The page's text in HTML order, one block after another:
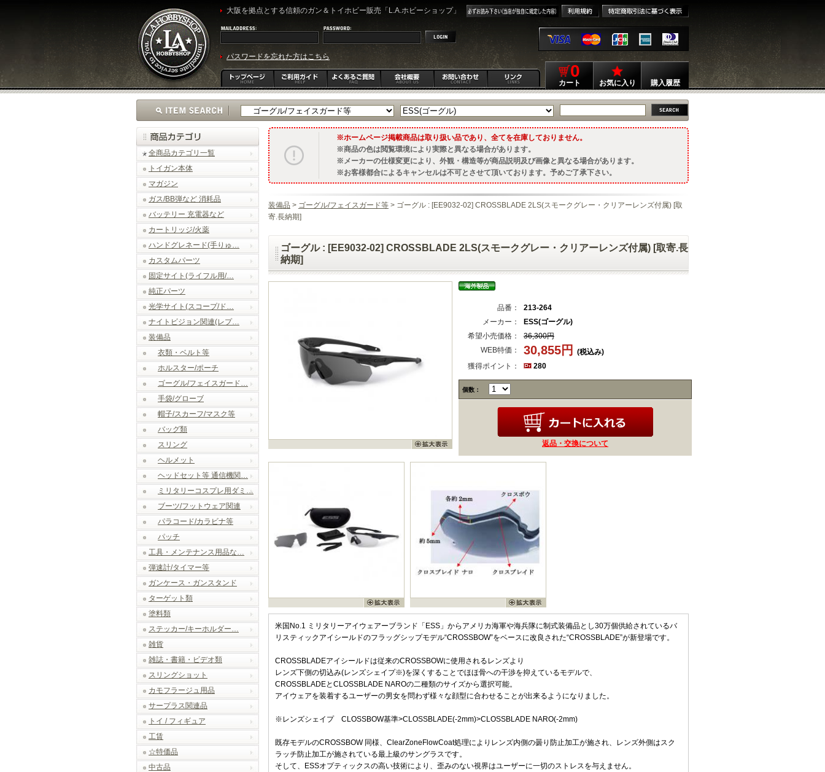
大阪を拠点とする信頼のガン＆トイホビー販売「L.A.ホビーショップ」
パスワードを忘れた方はこちら
0
カート お気に入り 購入履歴
全商品カテゴリ一覧
トイガン本体
マガジン
ガス/BB弾など 消耗品
バッテリー 充電器など
カートリッジ/火薬
ハンドグレネード(手りゅ…
カスタムパーツ
固定サイト(ライフル用/…
純正パーツ
光学サイト(スコープ/ド…
ナイトビジョン関連(レプ…
装備品
衣類・ベルト等
ホルスター/ポーチ
ゴーグル/フェイスガード…
手袋/グローブ
帽子/スカーフ/マスク等
バッグ類
スリング
ヘルメット
ヘッドセット等 通信機関…
ミリタリーコスプレ用ダミ…
ブーツ/フットウェア関連
パラコード/カラビナ等
パッチ
工具・メンテナンス用品な…
弾速計/タイマー等
ガンケース・ガンスタンド
ターゲット類
塗料類
ステッカー/キーホルダー…
雑貨
雑誌・書籍・ビデオ類
スリングショット
カモフラージュ用品
サープラス関連品
トイ / フィギュア
工賃
☆特価品
中古品
ホームページ掲載商品は取り扱い品であり、全てを在庫しておりません。
商品の色は閲覧環境により実際と異なる場合があります。
メーカーの仕様変更により、外観・構造等が商品説明及び画像と異なる場合があります。
お客様都合によるキャンセルは不可とさせて頂いております。予めご了承下さい。
装備品 > ゴーグル/フェイスガード等 > ゴーグル : [EE9032-02] CROSSBLADE 2LS(スモークグレー・クリアーレンズ付属) [取
寄.長納期]
ゴーグル : [EE9032-02] CROSSBLADE 2LS(スモークグレー・クリアーレンズ付属) [取寄.長
納期]
品番：
213-264
メーカー：
ESS(ゴーグル)
希望小売価格：
36,300円
WEB特価：
30,855円
(税込み)
獲得ポイント：
280
個数：
返品・交換について
米国No.1 ミリタリーアイウェアーブランド「ESS」からアメリカ海軍や海兵隊に制式装備品とし30万個供給されているバ
リスティックアイシールドのフラッグシップモデル“CROSSBOW”をベースに改良された“CROSSBLADE”が新登場です。
CROSSBLADEアイシールドは従来のCROSSBOWに使用されるレンズより
レンズ下側の切込み(レンズシェイプ※)を深くすることでほほ骨への干渉を抑えているモデルで、
CROSSBLADEとCLOSSBLADE NAROの二種類のサイズから選択可能。
アイウェアを装着するユーザーの男女を問わず様々な顔型に合わせることが出来るようになりました。
※レンズシェイプ CLOSSBOW基準>CLOSSBLADE(-2mm)>CLOSSBLADE NARO(-2mm)
既存モデルのCROSSBOW 同様、ClearZoneFlowCoat処理によりレンズ内側の曇り防止加工が施され、レンズ外側はスク
ラッチ防止加工が施されている最上級のサングラスです。
そして、ESSオプティックスの高い技術により、歪みのない視界はユーザーに一切のストレスを与えません。